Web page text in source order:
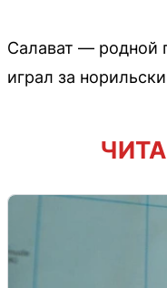
Салават — родной
играл за